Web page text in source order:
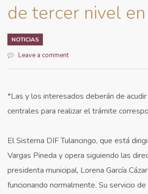
de tercer nivel
NOTICIAS
Leave a comment
*Las y los interesados deberán de
centrales para realizar el trámite
El Sistema DIF Tulancingo, que está
Vargas Pineda y opera siguiendo las
presidenta municipal, Lorena García
funcionando normalmente. Su servicio